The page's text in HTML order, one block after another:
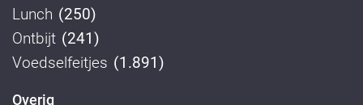
Lunch (250)
Ontbijt (241)
Voedselfeitjes (1.891)
Overig